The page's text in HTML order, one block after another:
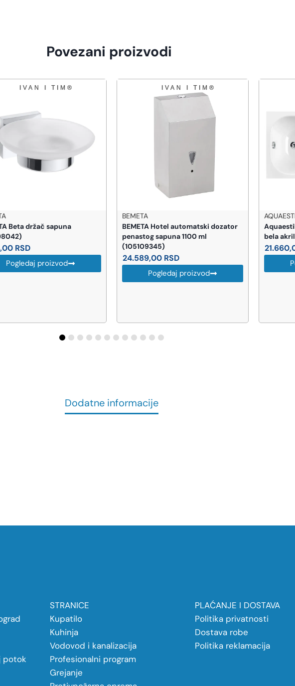
Povezani proizvodi
Beta držač sapuna
RSD
Pogledaj proizvod
BEMETA
BEMETA Hotel automatski dozator
penastog sapuna 1100 ml
(105109345)
24.589,00 RSD
Pogledaj proizvod
bela
Dodatne informacije
potok
STRANICE
Kupatilo
Kuhinja
Vodovod i kanalizacija
Profesionalni program
Grejanje
PLAĆANJE I DOSTAVA
Politika privatnosti
Dostava robe
Politika reklamacija